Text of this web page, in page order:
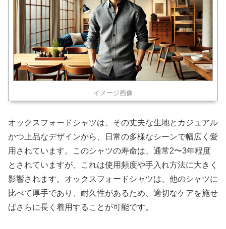
イメージ画像
オックスフォードシャツは、その丈夫な生地とカジュアル
かつ上品なデザインから、日常の多様なシーンで幅広く愛
用されています。このシャツの寿命は、通常2〜3年程度
とされていますが、これは使用頻度や手入れ方法に大きく
影響されます。オックスフォードシャツは、他のシャツに
比べて厚手であり、耐久性があるため、適切なケアを施せ
ばさらに長く着用することが可能です。